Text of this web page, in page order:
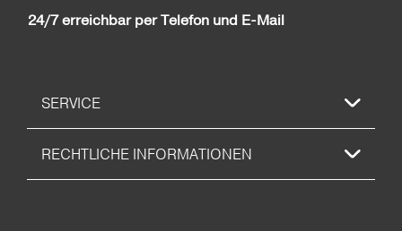
24/7 erreichbar per Telefon und E-Mail
SERVICE
RECHTLICHE INFORMATIONEN